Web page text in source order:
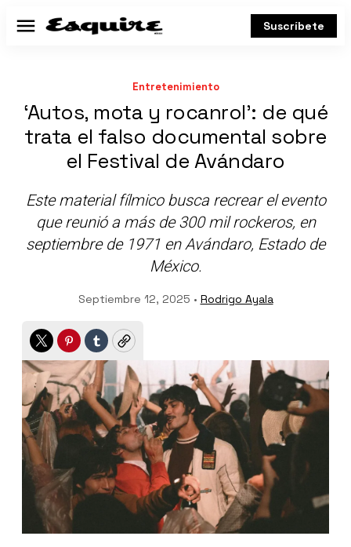
Menú Suscríbete
Entretenimiento
‘Autos, mota y rocanrol': de qué
trata el falso documental sobre
el Festival de Avándaro
Este material fílmico busca recrear el evento
que reunió a más de 300 mil rockeros, en
septiembre de 1971 en Avándaro, Estado de
México.
Septiembre 12, 2025 • Rodrigo Ayala
TwitterPinterest
TumblrCopy